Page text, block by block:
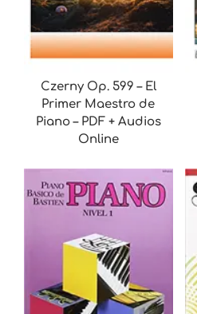
Czerny Op. 599 – El
Primer Maestro de
Piano – PDF + Audios
Online